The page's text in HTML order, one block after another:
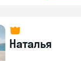
Наталья